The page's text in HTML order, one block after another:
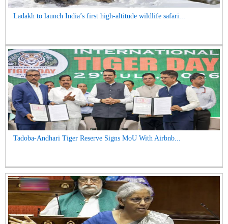
Ladakh to launch India’s first high-altitude wildlife safari...
Tadoba-Andhari Tiger Reserve Signs MoU With Airbnb...